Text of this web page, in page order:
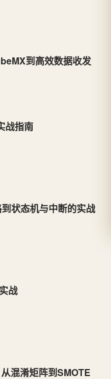
到高效数据收发
战指南
状态机与中断的实战
战
混淆矩阵到SMOTE